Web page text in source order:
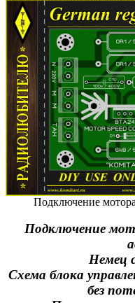
Подключение
Подключение
Немец
Схема блока
без